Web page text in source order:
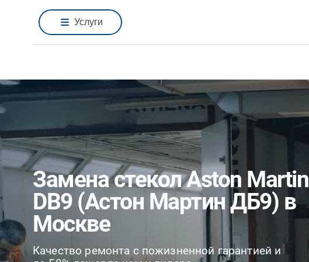
Услуги
Замена стекол Aston Martin
DB9 (Астон Мартин ДБ9) в
Москве
Качество ремонта с пожизненной гарантией и